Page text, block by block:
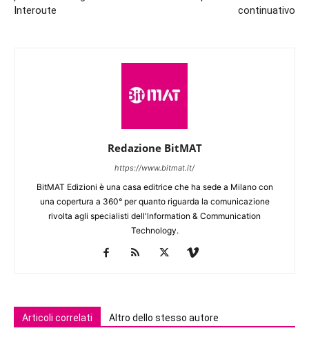
Interoute
continuativo
Redazione BitMAT
https://www.bitmat.it/
BitMAT Edizioni è una casa editrice che ha sede a Milano con
una copertura a 360° per quanto riguarda la comunicazione
rivolta agli specialisti dell'lnformation & Communication
Technology.
Articoli correlati Altro dello stesso autore